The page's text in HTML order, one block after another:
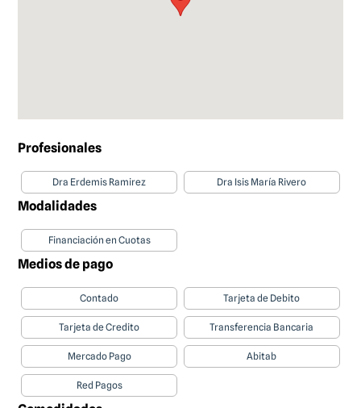
Profesionales
Dra Erdemis Ramirez Dra Isis María Rivero
Modalidades
Financiación en Cuotas
Medios de pago
Contado Tarjeta de Debito
Tarjeta de Credito Transferencia Bancaria
Mercado Pago Abitab
Red Pagos